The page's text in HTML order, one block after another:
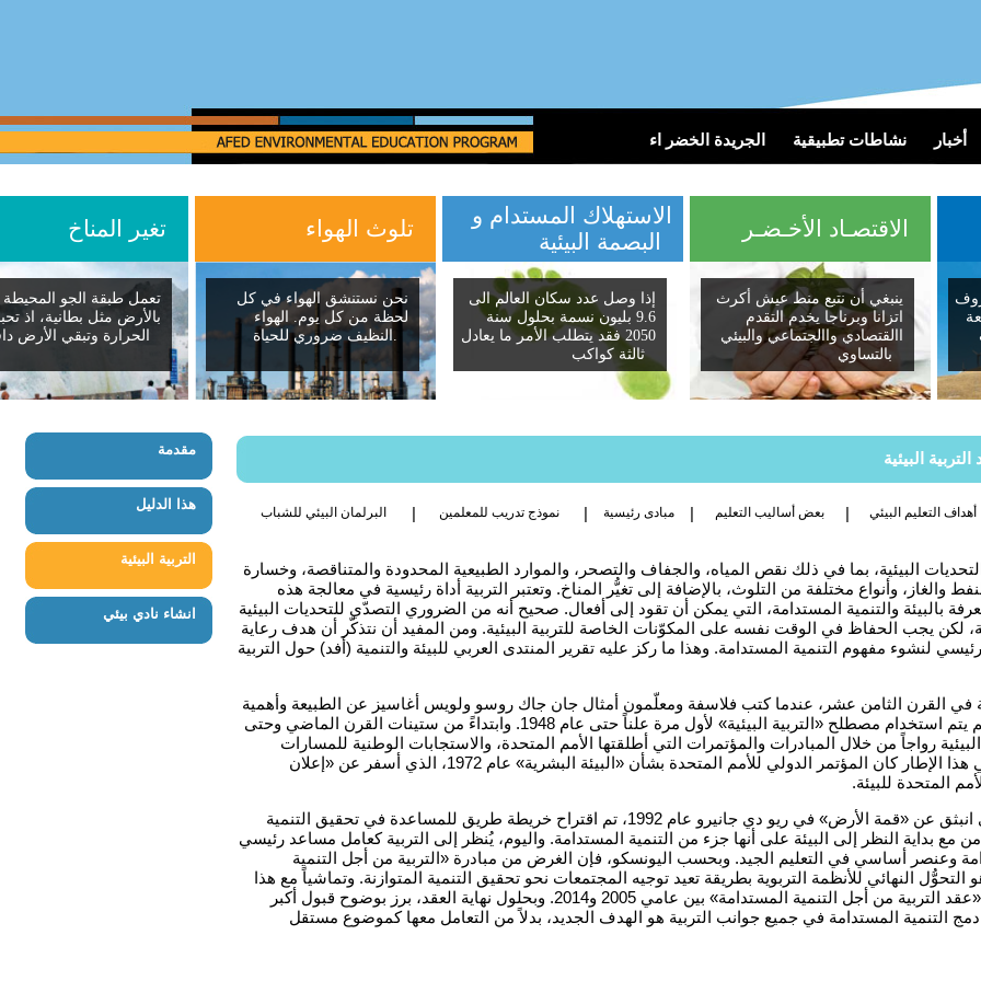
أخبار نشاطات تطبيقية الجريدة الخضر اء
الاستهلاك المستدام و
البصمة البيئية
إذا وصل عدد سكان العالم الى
9.6 بليون نسمة بحلول سنة
2050 فقد يتطلب الأمر ما يعادل
ثالثة كواكب
الاقتصـاد الأخـضـر
ينبغي أن نتبع منط عيش أكرث
اتزانا وبرناجا يخدم التقدم
االقتصادي واالجتماعي والبيئي
بالتساوي
تغير المناخ
تعمل طبقة الجو المحيطة
بالأرض مثل بطانية، اذ
الحرارة وتبقي الأرض
تلوث الهواء
نحن نستنشق الهواء في كل
لحظة من كل يوم. الهواء
النظيف ضروري للحياة.
مقدمة
هذا الدليل
التربية البيئية
انشاء نادي بيئي
البيئية
أهداف التعليم البيئي | بعض أساليب التعليم | مبادى رئيسية | نموذج تدريب للمعلمين | البرلمان البيئي للشباب
البيئية، بما في ذلك نقص المياه، والجفاف والتصحر، والموارد الطبيعية المحدودة والمتناقصة، وخسارة
والغاز، وأنواع مختلفة من التلوث، بالإضافة إلى تغيُّر المناخ. وتعتبر التربية أداة رئيسية في معالجة هذه
بالبيئة والتنمية المستدامة، التي يمكن أن تقود إلى أفعال. صحيح أنه من الضروري التصدّي للتحديات البيئية
لكن يجب الحفاظ في الوقت نفسه على المكوّنات الخاصة للتربية البيئية. ومن المفيد أن نتذكّر أن هدف رعاية
لنشوء مفهوم التنمية المستدامة. وهذا ما ركز عليه تقرير المنتدى العربي للبيئة والتنمية (أفد) حول التربية
في القرن الثامن عشر، عندما كتب فلاسفة ومعلّمون أمثال جان جاك روسو ولويس أغاسيز عن الطبيعة وأهمية
يتم استخدام مصطلح «التربية البيئية» لأول مرة علناً حتى عام وابتداءً من ستينات القرن الماضي وحتى
رواجاً من خلال المبادرات والمؤتمرات التي أطلقتها الأمم المتحدة، والاستجابات الوطنية للمسارات
هذا الإطار كان المؤتمر الدولي للأمم المتحدة بشأن «البيئة البشرية» عام ، الذي أسفر عن «إعلان
المتحدة للبيئة.
انبثق عن «قمة الأرض» في ريو دي جانيرو عام ، تم اقتراح خريطة طريق للمساعدة في تحقيق التنمية
مع بداية النظر إلى البيئة على أنها جزء من التنمية المستدامة. واليوم، يُنظر إلى التربية كعامل مساعد رئيسي
وعنصر أساسي في التعليم الجيد. وبحسب اليونسكو، فإن الغرض من مبادرة «التربية من أجل التنمية
النهائي للأنظمة التربوية بطريقة تعيد توجيه المجتمعات نحو تحقيق التنمية المتوازنة. وتماشياً مع هذا
التربية من أجل التنمية المستدامة» بين عامي
و2014. وبحلول نهاية العقد، برز بوضوح قبول أكبر
التنمية المستدامة في جميع جوانب التربية هو الهدف الجديد، بدلاً من التعامل معها كموضوع مستقل